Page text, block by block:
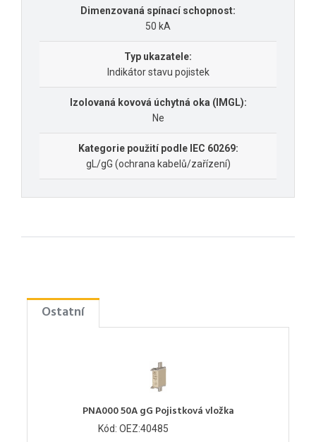
Dimenzovaná spínací schopnost:
50 kA
Typ ukazatele:
Indikátor stavu pojistek
Izolovaná kovová úchytná oka (IMGL):
Ne
Kategorie použití podle IEC 60269:
gL/gG (ochrana kabelů/zařízení)
Ostatní
PNA000 50A gG Pojistková vložka
Kód: OEZ:40485